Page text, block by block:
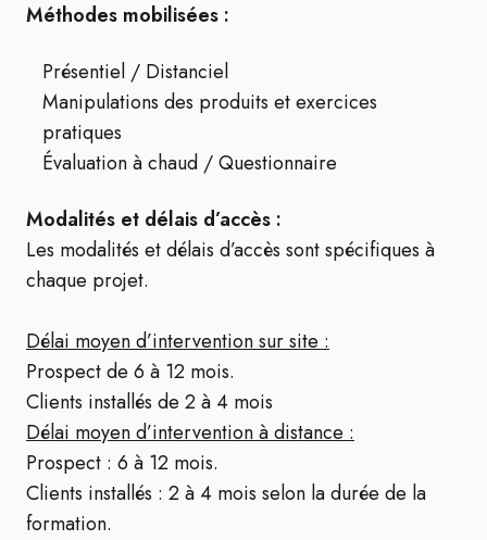
Méthodes mobilisées :
Présentiel / Distanciel
Manipulations des produits et exercices
pratiques
Évaluation à chaud / Questionnaire
Modalités et délais d’accès :
Les modalités et délais d’accès sont spécifiques à
chaque projet.
Délai moyen d’intervention sur site :
Prospect de 6 à 12 mois.
Clients installés de 2 à 4 mois
Délai moyen d’intervention à distance :
Prospect : 6 à 12 mois.
Clients installés : 2 à 4 mois selon la durée de la
formation.